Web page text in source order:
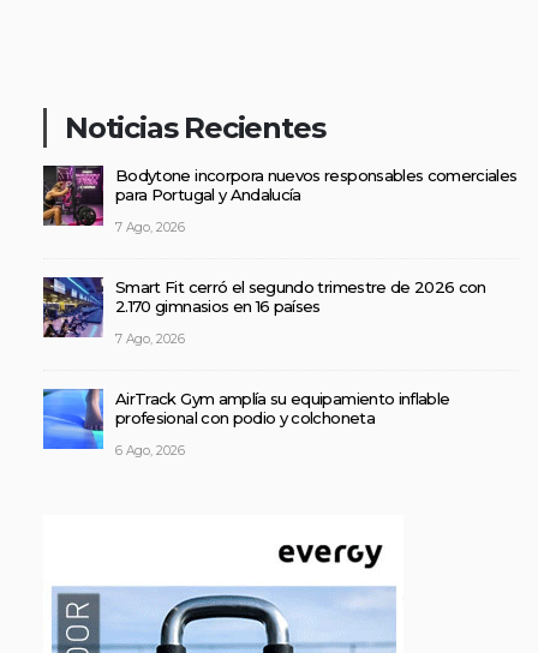
Noticias Recientes
Bodytone incorpora nuevos responsables comerciales
para Portugal y Andalucía
7 Ago, 2026
Smart Fit cerró el segundo trimestre de 2026 con
2.170 gimnasios en 16 países
7 Ago, 2026
AirTrack Gym amplía su equipamiento inflable
profesional con podio y colchoneta
6 Ago, 2026